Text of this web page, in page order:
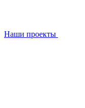
Наши проекты